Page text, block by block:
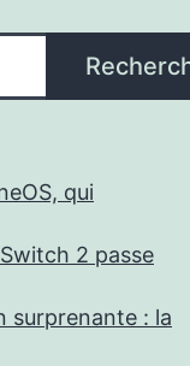
qui
2 passe
surprenante : la